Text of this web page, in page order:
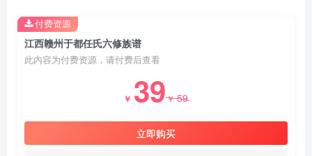
江西赣州于都任氏六修族谱
此内容为付费资源，请付费后查看
￥ 39￥59
立即购买
付费资源